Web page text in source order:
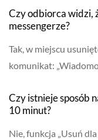
Czy odbiorca widzi,
messengerze?
Tak, w miejscu
komunikat:
Czy istnieje sposób
10 minut?
Nie, funkcja „Usuń